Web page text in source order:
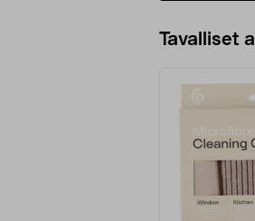
Tavalliset